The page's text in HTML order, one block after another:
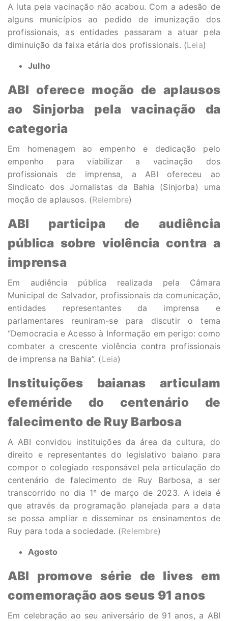
A luta pela vacinação não acabou. Com a adesão de
alguns municípios ao pedido de imunização dos
profissionais, as entidades passaram a atuar pela
diminuição da faixa etária dos profissionais. (Leia)
Julho
ABI oferece moção de aplausos
ao Sinjorba pela vacinação da
categoria
Em homenagem ao empenho e dedicação pelo
empenho para viabilizar a vacinação dos
profissionais de imprensa, a ABI ofereceu ao
Sindicato dos Jornalistas da Bahia (Sinjorba) uma
moção de aplausos. (Relembre)
ABI participa de audiência
pública sobre violência contra a
imprensa
Em audiência pública realizada pela Câmara
Municipal de Salvador, profissionais da comunicação,
entidades representantes da imprensa e
parlamentares reuniram-se para discutir o tema
“Democracia e Acesso à Informação em perigo: como
combater a crescente violência contra profissionais
de imprensa na Bahia”. (Leia)
Instituições baianas articulam
efeméride do centenário de
falecimento de Ruy Barbosa
A ABI convidou instituições da área da cultura, do
direito e representantes do legislativo baiano para
compor o colegiado responsável pela articulação do
centenário de falecimento de Ruy Barbosa, a ser
transcorrido no dia 1° de março de 2023. A ideia é
que através da programação planejada para a data
se possa ampliar e disseminar os ensinamentos de
Ruy para toda a sociedade. (Relembre)
Agosto
ABI promove série de lives em
comemoração aos seus 91 anos
Em celebração ao seu aniversário de 91 anos, a ABI